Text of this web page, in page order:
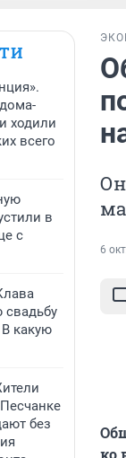
ходили
всего
в
с
свадьбу
какую
без
6
ко